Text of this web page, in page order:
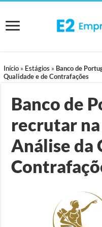
Início » Estágios » Banco de
Qualidade e de Contrafações
Banco de
recrutar
Análise da